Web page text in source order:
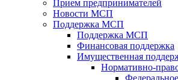
Прием предпринимателей
Новости МСП
Поддержка МСП
Поддержка МСП
Финансовая поддержка
Имущественная
Нормативно-